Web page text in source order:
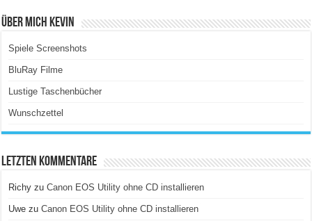
Über Mich Kevin
Spiele Screenshots
BluRay Filme
Lustige Taschenbücher
Wunschzettel
Letzten Kommentare
Richy zuCanon EOS Utility ohne CD installieren
Uwe zuCanon EOS Utility ohne CD installieren